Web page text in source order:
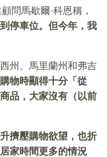
問馬歇爾·科恩稱，
停車位。但今年，我
州、馬里蘭州和弗吉
物時顯得十分「從
品，大家沒有（以前
擠壓購物欲望，也折
家時間更多的情況